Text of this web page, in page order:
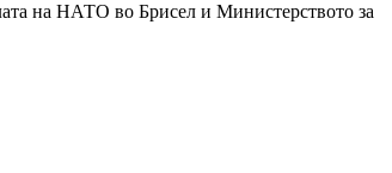
на НАТО во Брисел и Министерството за